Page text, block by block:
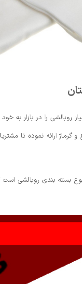
روبالشی را در بازار
ارائه نموده تا
بسته بندی روبالشی است